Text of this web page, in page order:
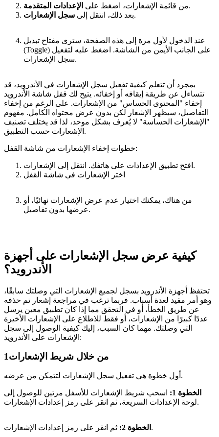
من قائمة الإشعارات، اضغط على الإعدادات المتقدمة
.
بعد ذلك، انتقل إلى سجل الإشعارات .
عند الدخول لأول مرة إلى هذه الصفحة، سترى مفتاح تبديل
(Toggle) على الجانب الأيمن من الشاشة. اضغط عليه لتفعيل
سجل الإشعارات.
بمجرد أن تتعلم كيفية تفعيل سجل الإشعارات في الأندرويد، قد
تتساءل عن طريقة إيقافه أو إخفائه. يتيح لك قفل شاشة الأندرويد
إخفاء "المحتوى الحساس" من الإشعارات. على الرغم من إخفاء
التفاصيل، سيظهر الإشعار لكن بدون عرض محتواه الكامل. مفهوم
"الإشعارات الحساسة" لا يُعرف بشكل موحد، لذا قد يختلف تصنيف
الإشعارات حسب التطبيق.
خطوات إخفاء الإشعارات من شاشة القفل:
افتح تطبيق الإعدادات على هاتفك. انتقل إلى الإشعارات.
اختر الإشعارات في شاشة القفل
من هناك، يمكنك اختيار عدم عرض الإشعارات نهائيًا، أو
عرضها بدون تفاصيل.
كيفية عرض سجل الإشعارات على أجهزة
الأندرويد؟
تحتفظ أجهزة الأندرويد بسجل لجميع الإشعارات التي وصلتك سابقًا،
وهو أمر مفيد لعدة أسباب. فربما ترغب في مراجعة إشعار تم حذفه
عن طريق الخطأ، أو في التحقق مما إذا كان تطبيق معين يرسل
عددًا كبيرًا من الإشعارات، أو فقط للاطلاع على الإشعارات الأخيرة
التي وصلتك. مهما كان السبب، إليك كيفية الوصول إلى سجل
الإشعارات على الأندرويد:
1من خلال شريط الإشعارات
أول خطوة هي تفعيل سجل الإشعارات لتتمكن من عرضه.
الخطوة 1:
اسحب شريط الإشعارات للأسفل مرتين للوصول إلى
لوحة الإعدادات السريعة، ثم انقر على رمز إعدادات الإشعارات.
الخطوة 2: ثم انقر على رمز إعدادات الإشعارات.